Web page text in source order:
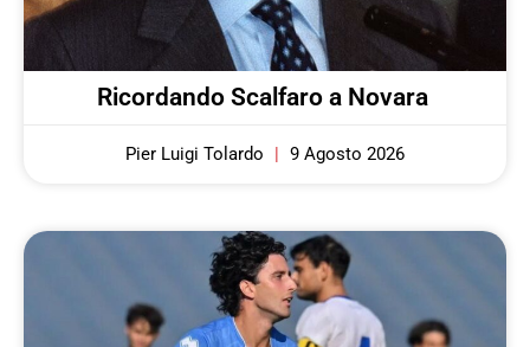
Ricordando Scalfaro a Novara
Pier Luigi Tolardo 9 Agosto 2026